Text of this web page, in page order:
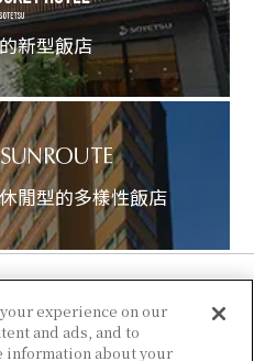
新型飯店
閒型的多樣性飯店
experience on our
and ads, and to
information about your